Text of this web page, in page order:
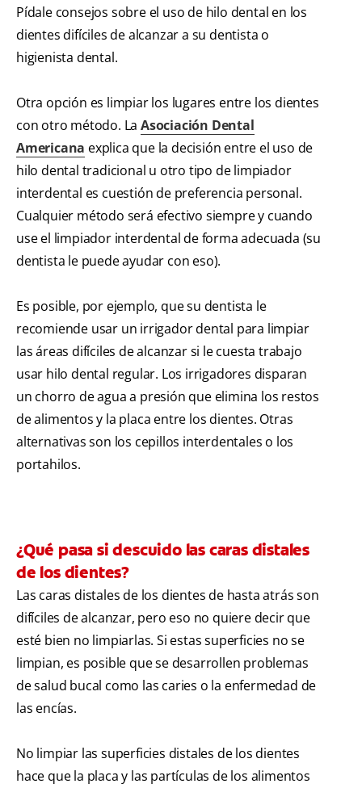
Pídale consejos sobre el uso de hilo dental en los
dientes difíciles de alcanzar a su dentista o
higienista dental.
Otra opción es limpiar los lugares entre los dientes
con otro método. LaAsociación Dental
Americana explica que la decisión entre el uso de
hilo dental tradicional u otro tipo de limpiador
interdental es cuestión de preferencia personal.
Cualquier método será efectivo siempre y cuando
use el limpiador interdental de forma adecuada (su
dentista le puede ayudar con eso).
Es posible, por ejemplo, que su dentista le
recomiende usar un irrigador dental para limpiar
las áreas difíciles de alcanzar si le cuesta trabajo
usar hilo dental regular. Los irrigadores disparan
un chorro de agua a presión que elimina los restos
de alimentos y la placa entre los dientes. Otras
alternativas son los cepillos interdentales o los
portahilos.
¿Qué pasa si descuido las caras distales
de los dientes?
Las caras distales de los dientes de hasta atrás son
difíciles de alcanzar, pero eso no quiere decir que
esté bien no limpiarlas. Si estas superficies no se
limpian, es posible que se desarrollen problemas
de salud bucal como las caries o la enfermedad de
las encías.
No limpiar las superficies distales de los dientes
hace que la placa y las partículas de los alimentos